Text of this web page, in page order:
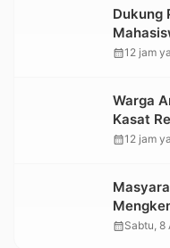
Dukung
calendar_month12 jam
Warga
Kasat
Proses
calendar_month12 jam
yang
calendar_monthSabtu, 8